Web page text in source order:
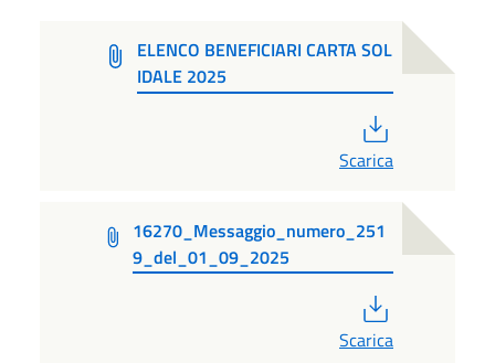
ELENCO BENEFICIARI CARTA SOL
IDALE 2025
Scarica
16270_Messaggio_numero_251
9_del_01_09_2025
Scarica